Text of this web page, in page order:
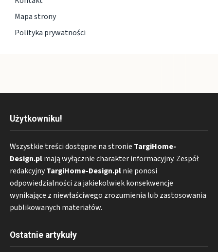
Mapa strony
Polityka prywatności
Użytkowniku!
Wszystkie treści dostępne na stronie TargiHome-
Design.plmają wyłącznie charakter informacyjny. Zespół
redakcyjnyTargiHome-Design.plnie ponosi
odpowiedzialności za jakiekolwiek konsekwencje
wynikające z niewłaściwego zrozumienia lub zastosowania
publikowanych materiałów.
Ostatnie artykuły